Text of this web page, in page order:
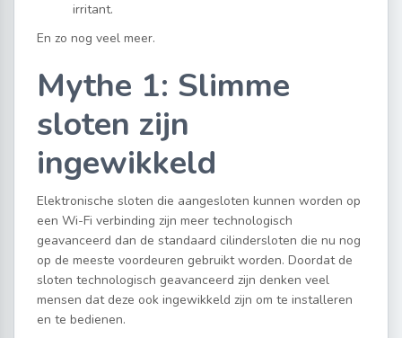
irritant.
En zo nog veel meer.
Mythe 1: Slimme
sloten zijn
ingewikkeld
Elektronische sloten die aangesloten kunnen worden op
een Wi-Fi verbinding zijn meer technologisch
geavanceerd dan de standaard cilindersloten die nu nog
op de meeste voordeuren gebruikt worden. Doordat de
sloten technologisch geavanceerd zijn denken veel
mensen dat deze ook ingewikkeld zijn om te installeren
en te bedienen.